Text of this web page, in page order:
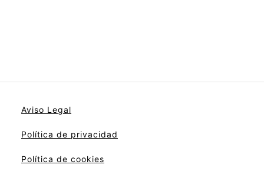
Aviso Legal
Política de privacidad
Política de cookies